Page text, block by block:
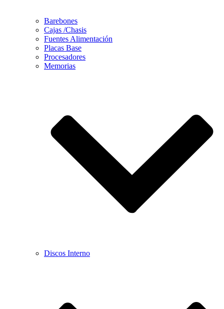
Barebones
Cajas /Chasis
Fuentes Alimentación
Placas Base
Procesadores
Memorias
Discos Interno